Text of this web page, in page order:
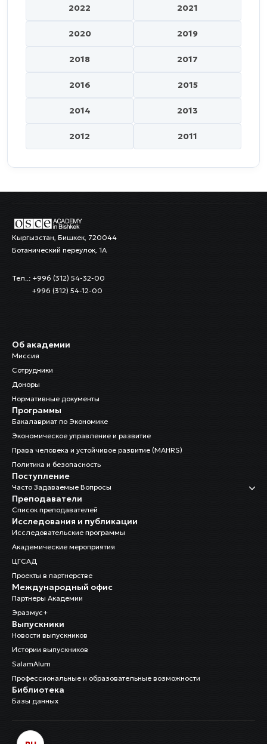
2022 2021
2020 2019
2018 2017
2016 2015
2014 2013
2012 2011
Кыргызстан, Бишкек, 720044
Ботанический переулок, 1А
Тел..: +996 (312) 54-32-00
+996 (312) 54-12-00
Об академии
Миссия
Сотрудники
Доноры
Нормативные документы
Программы
Бакалавриат по Экономике
Экономическое управление и развитие
Права человека и устойчивое развитие (MAHRS)
Политика и безопасность
Поступление
Часто Задаваемые Вопросы
Преподаватели
Список преподавателей
Исследования и публикации
Исследовательские программы
Академические мероприятия
ЦГСАД
Проекты в партнерстве
Международный офис
Партнеры Академии
Эразмус+
Выпускники
Новости выпускников
Истории выпускников
SalamAlum
Профессиональные и образовательные возможности
Библиотека
Базы данных